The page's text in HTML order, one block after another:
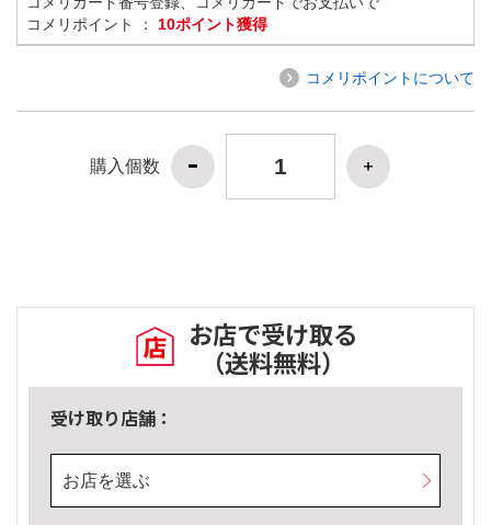
コメリポイント ： 10ポイント獲得
コメリポイントについて
購入個数
お店で受け取る
（送料無料）
受け取り店舗：
お店を選ぶ